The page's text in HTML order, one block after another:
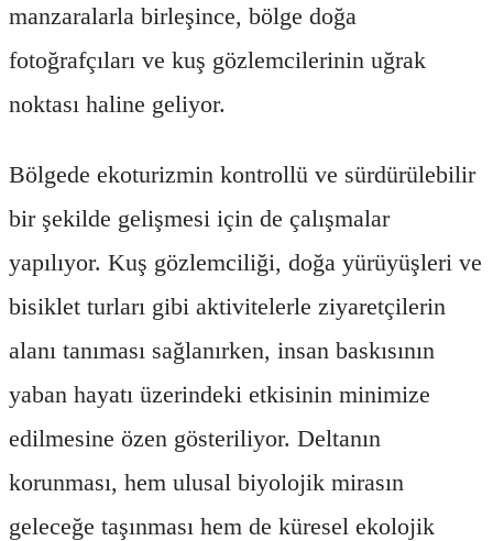
manzaralarla birleşince, bölge doğa
fotoğrafçıları ve kuş gözlemcilerinin uğrak
noktası haline geliyor.
Bölgede ekoturizmin kontrollü ve sürdürülebilir
bir şekilde gelişmesi için de çalışmalar
yapılıyor. Kuş gözlemciliği, doğa yürüyüşleri ve
bisiklet turları gibi aktivitelerle ziyaretçilerin
alanı tanıması sağlanırken, insan baskısının
yaban hayatı üzerindeki etkisinin minimize
edilmesine özen gösteriliyor. Deltanın
korunması, hem ulusal biyolojik mirasın
geleceğe taşınması hem de küresel ekolojik